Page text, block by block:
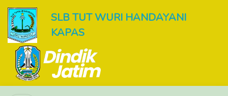
SLB TUT WURI HANDAYANI
KAPAS